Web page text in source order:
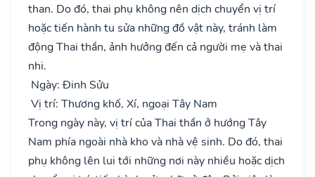
than. Do đó, thai phụ không nên dịch chuyển vị trí
hoặc tiến hành tu sửa những đồ vật này, tránh làm
động Thai thần, ảnh hưởng đến cả người mẹ và thai
nhi.
Ngày: Đinh Sửu
Vị trí: Thương khố, Xí, ngoại Tây Nam
Trong ngày này, vị trí của Thai thần ở hướng Tây
Nam phía ngoài nhà kho và nhà vệ sinh. Do đó, thai
phụ không lên lui tới những nơi này nhiều hoặc dịch